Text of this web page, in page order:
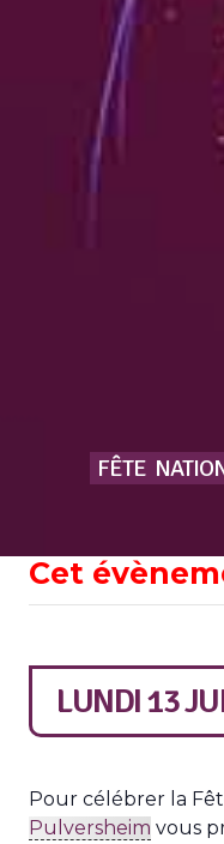
FÊTE
Cet
LUNDI 13
Pour célébrer la
Pulversheim vous